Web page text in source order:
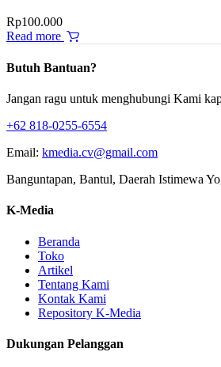
Rp100.000
Read more
Butuh Bantuan?
Jangan ragu untuk menghubungi Kami
+62 818-0255-6554
Email: kmedia.cv@gmail.com
Banguntapan, Bantul, Daerah Istimewa
K-Media
Beranda
Toko
Artikel
Tentang Kami
Kontak Kami
Repository K-Media
Dukungan Pelanggan